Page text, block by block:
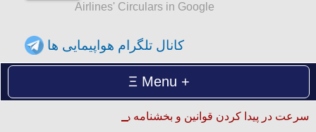
Airlines' Circulars in Google
کانال تلگرام هواپیمایی ها
Menu
سرعت در پیدا کردن قوانین و بخشنامه ها
Sunday 9 August 2026
یکشنبه 18 امرداد 1405